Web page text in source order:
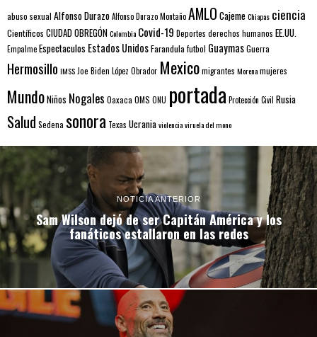
abuso sexual Alfonso DurazoAlfonso Durazo MontañoAMLO CajemeChiapas ciencia
Científicos CIUDAD OBREGÓNColombia Covid-19 Deportes derechos humanos EE.UU.
EmpalmeEspectaculos Estados UnidosFarandula futbol GuaymasGuerra
Hermosillo IMSS Joe Biden López Obrador Mexicomigrantes Morenamujeres
MundoNiños Nogales Oaxaca OMS ONU portada Protección Civil Rusia
Salud Sedena sonora Texas Ucraniaviolenciaviruela del mono
NOTICIA ANTERIOR
Sam Wilson dejó de ser Capitán América y los
fanáticos estallaron en las redes